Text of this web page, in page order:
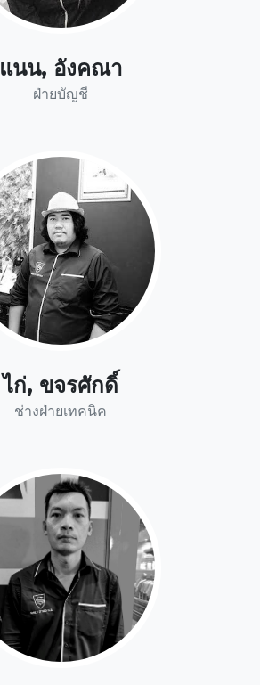
แนน, อังคณา
ฝ่ายบัญชี
ไก่, ขจรศักดิ์
ช่างฝ่ายเทคนิค